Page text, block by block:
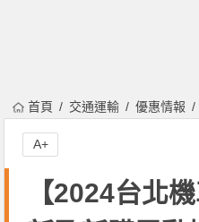
首頁 交通運輸 優惠情報
【2024台北
A+